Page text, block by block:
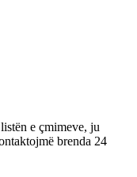
e çmimeve, ju
brenda 24